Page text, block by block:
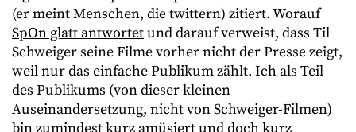
(er meint Menschen, die twittern) zitiert. Worauf
SpOn glatt antwortetund darauf verweist, dass Til
Schweiger seine Filme vorher nicht der Presse zeigt,
weil nur das einfache Publikum zählt. Ich als Teil
des Publikums (von dieser kleinen
Auseinandersetzung, nicht von Schweiger-Filmen)